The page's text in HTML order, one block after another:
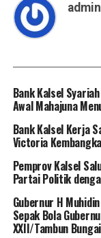
Bank Kalsel
Awal Mahajuna
Bank Kalsel Kerja
Victoria
Pemprov Kalsel
Partai Politik
Gubernur H
Sepak Bola
XXII/Tambun